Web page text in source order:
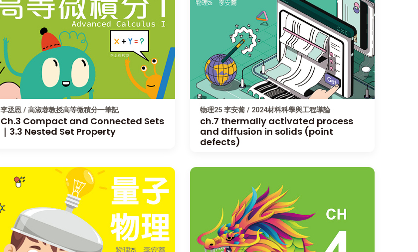
李丞恩 / 高淑蓉教授高等微積分一筆記
Ch.3 Compact and Connected Sets
｜3.3 Nested Set Property
物理25 李安蕎 / 2024材料科學與工程導論
ch.7 thermally activated process
and diffusion in solids (point
defects)